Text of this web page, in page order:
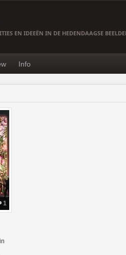
EN IDEEËN IN DE HEDENDAAGSE
Info
1